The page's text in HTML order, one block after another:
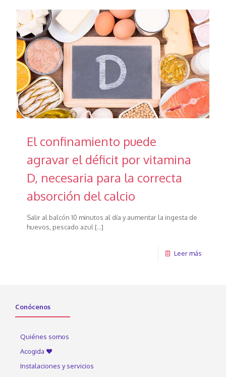
El confinamiento puede
agravar el déficit por vitamina
D, necesaria para la correcta
absorción del calcio
Salir al balcón 10 minutos al día y aumentar la ingesta de
huevos, pescado azul […]
Leer más
Conócenos
Quiénes somos
Acogida ♥
Instalaciones y servicios